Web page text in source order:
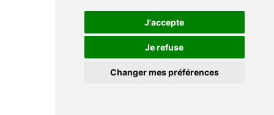
J'accepte
Je refuse
Changer mes préférences